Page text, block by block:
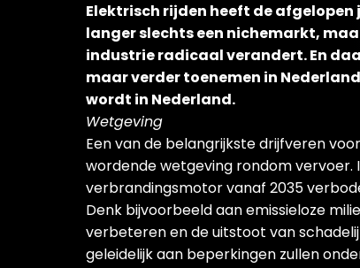
Elektrisch rijden heeft de
langer slechts een nichemarkt,
industrie radicaal verandert. En
maar verder toenemen in
wordt in Nederland.
Wetgeving
Een van de belangrijkste drijfveren
wordende wetgeving rondom vervoer.
verbrandingsmotor vanaf 2035
Denk bijvoorbeeld aan emissieloze
verbeteren en de uitstoot van
geleidelijk aan beperkingen zullen